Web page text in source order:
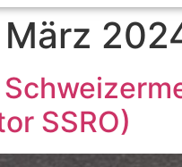
März
SSRO)